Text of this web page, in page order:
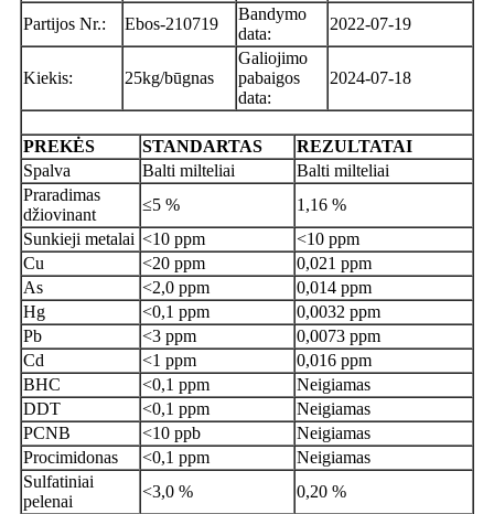
Partijos Nr.: Ebos-210719
Bandymo
data:
2022-07-19
Kiekis: 25kg/būgnas
Galiojimo
pabaigos
data:
2024-07-18
PREKĖS STANDARTAS
REZULTATAI
Spalva
Balti milteliai
Balti milteliai
Praradimas
džiovinant
≤5 %
1,16 %
Sunkieji metalai <10 ppm
<10 ppm
Cu
<20 ppm
0,021 ppm
As
<2,0 ppm
0,014 ppm
Hg
<0,1 ppm
0,0032 ppm
Pb
<3 ppm
0,0073 ppm
Cd
<1 ppm
0,016 ppm
BHC
<0,1 ppm
Neigiamas
DDT
<0,1 ppm
Neigiamas
PCNB
<10 ppb
Neigiamas
Procimidonas
<0,1 ppm
Neigiamas
Sulfatiniai
pelenai
<3,0 %
0,20 %